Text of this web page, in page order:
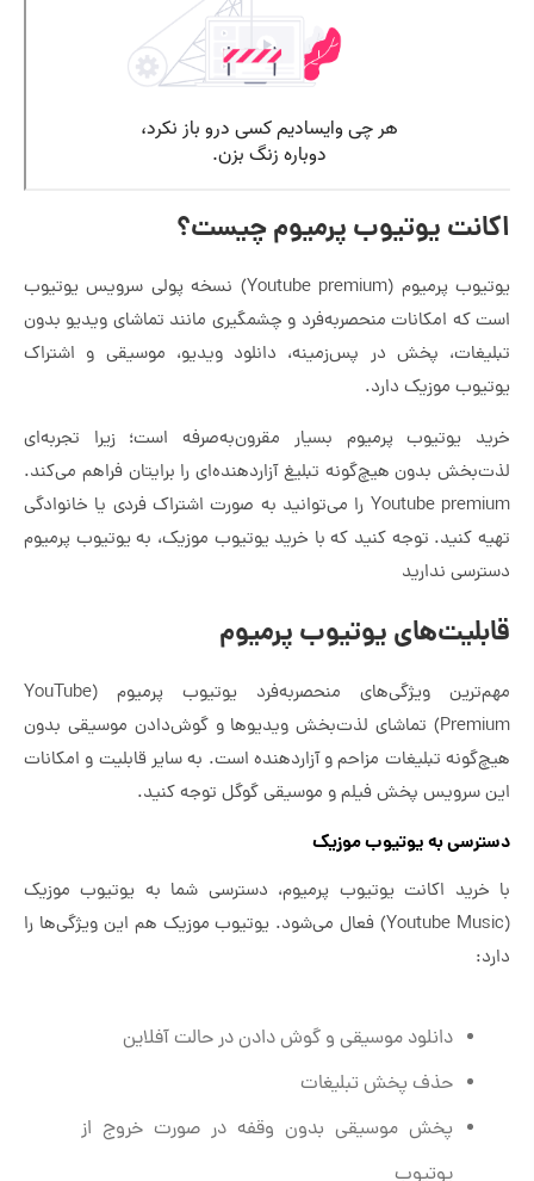
اکانت یوتیوب پرمیوم چیست؟
یوتیوب پرمیوم (Youtube premium) نسخه پولی سرویس یوتیوب
است که امکانات منحصربه‌فرد و چشمگیری مانند تماشای ویدیو بدون
تبلیغات، پخش در پس‌زمینه، دانلود ویدیو، موسیقی و اشتراک
یوتیوب موزیک دارد.
خرید یوتیوب پرمیوم بسیار مقرون‌به‌صرفه است؛ زیرا تجربه‌ای
لذت‌بخش بدون هیچ‌گونه تبلیغ آزاردهنده‌ای را برایتان فراهم می‌کند.
Youtube premium را می‌توانید به صورت اشتراک فردی یا خانوادگی
تهیه کنید. توجه کنید که با خرید یوتیوب موزیک، به یوتیوب پرمیوم
دسترسی ندارید
قابلیت‌های یوتیوب پرمیوم
مهم‌ترین ویژگی‌های منحصربه‌فرد یوتیوب پرمیوم (YouTube
Premium) تماشای لذت‌بخش ویدیوها و گوش‌دادن موسیقی بدون
هیچ‌گونه تبلیغات مزاحم و آزاردهنده است. به سایر قابلیت و امکانات
این سرویس پخش فیلم و موسیقی گوگل توجه کنید.
دسترسی به یوتیوب موزیک
با خرید اکانت یوتیوب پرمیوم، دسترسی شما به یوتیوب موزیک
(Youtube Music) فعال می‌شود. یوتیوب موزیک هم این ویژگی‌ها را
دارد:
دانلود موسیقی و گوش دادن در حالت آفلاین
حذف پخش تبلیغات
پخش موسیقی بدون وقفه در صورت خروج از
یوتیوب